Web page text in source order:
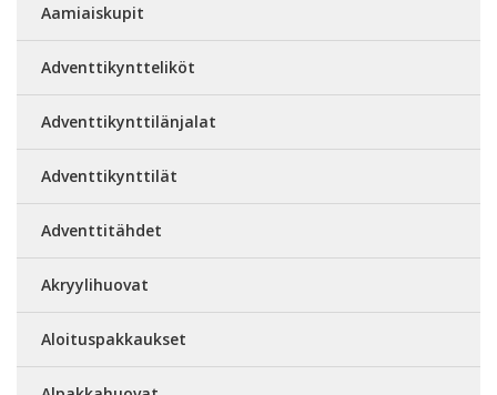
Aamiaiskupit
Adventtikyntteliköt
Adventtikynttilänjalat
Adventtikynttilät
Adventtitähdet
Akryylihuovat
Aloituspakkaukset